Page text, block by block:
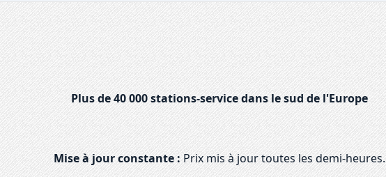
Plus de 40 000 stations-service dans le sud de l'Europe
Mise à jour constante : Prix mis à jour toutes les demi-heures.